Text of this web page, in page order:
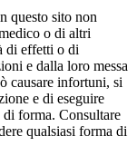
questo sito non
o di altri
di effetti o di
e dalla loro messa
causare infortuni, si
e di eseguire
forma. Consultare
qualsiasi forma di